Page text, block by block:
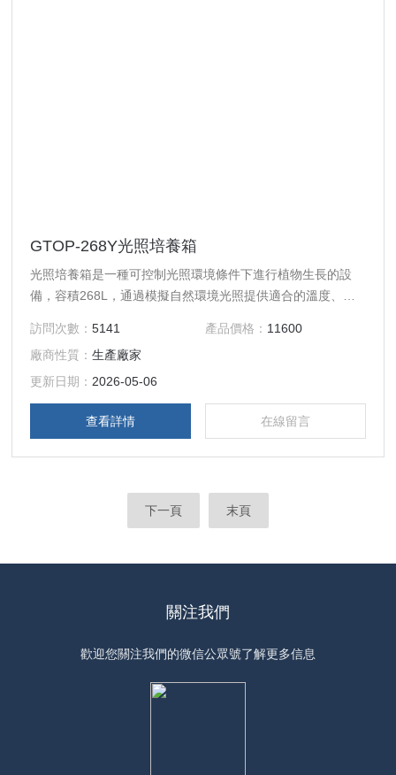
GTOP-268Y光照培養箱
光照培養箱是一種可控制光照環境條件下進行植物生長的設
備，容積268L，通過模擬自然環境光照提供適合的溫度、濕
菌、微生物的培養及保存；產品質量檢測及其它用途的光照恒
溫實驗等。
訪問次數：5141 產品價格： 11600
廠商性質：生產廠家
更新日期： 2026-05-06
查看詳情 在線留言
下一頁 末頁
關注我們
歡迎您關注我們的微信公眾號了解更多信息